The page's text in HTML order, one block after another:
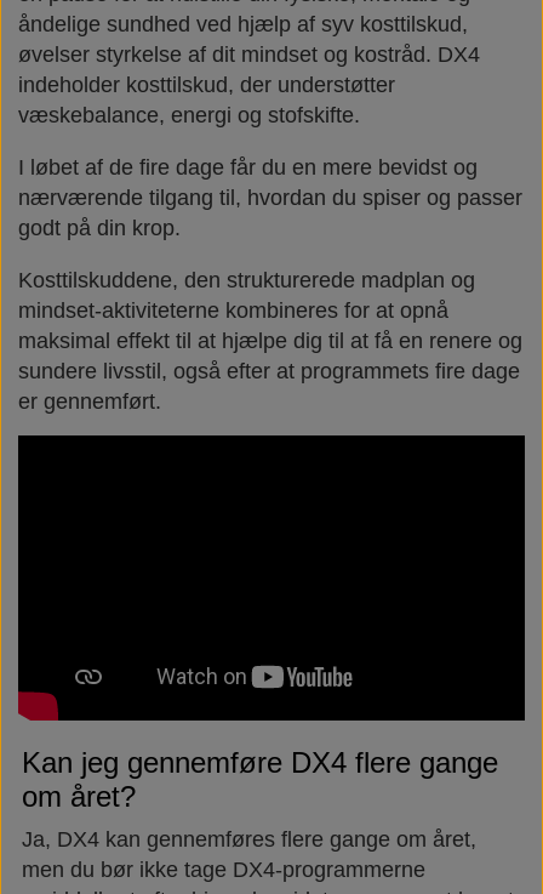
åndelige sundhed ved hjælp af syv kosttilskud,
øvelser styrkelse af dit mindset og kostråd. DX4
indeholder kosttilskud, der understøtter
væskebalance, energi og stofskifte.
I løbet af de fire dage får du en mere bevidst og
nærværende tilgang til, hvordan du spiser og passer
godt på din krop.
Kosttilskuddene, den strukturerede madplan og
mindset-aktiviteterne kombineres for at opnå
maksimal effekt til at hjælpe dig til at få en renere og
sundere livsstil, også efter at programmets fire dage
er gennemført.
Kan jeg gennemføre DX4 flere gange
om året?
Ja, DX4 kan gennemføres flere gange om året,
men du bør ikke tage DX4-programmerne